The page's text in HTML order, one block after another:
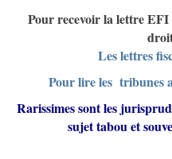
Pour recevoir la lettre EFI
Les lettres
Pour lire les tribunes
Rarissimes sont les
sujet tabou et